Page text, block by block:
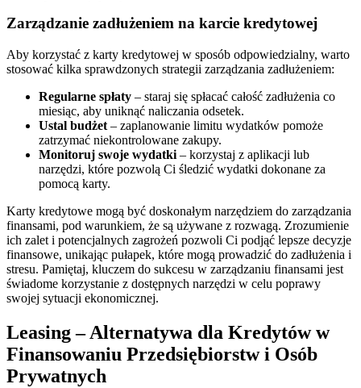
Zarządzanie zadłużeniem na karcie kredytowej
Aby korzystać z karty kredytowej w sposób odpowiedzialny, warto
stosować kilka sprawdzonych strategii zarządzania zadłużeniem:
Regularne spłaty – staraj się spłacać całość zadłużenia co
miesiąc, aby uniknąć naliczania odsetek.
Ustal budżet – zaplanowanie limitu wydatków pomoże
zatrzymać niekontrolowane zakupy.
Monitoruj swoje wydatki – korzystaj z aplikacji lub
narzędzi, które pozwolą Ci śledzić wydatki dokonane za
pomocą karty.
Karty kredytowe mogą być doskonałym narzędziem do zarządzania
finansami, pod warunkiem, że są używane z rozwagą. Zrozumienie
ich zalet i potencjalnych zagrożeń pozwoli Ci podjąć lepsze decyzje
finansowe, unikając pułapek, które mogą prowadzić do zadłużenia i
stresu. Pamiętaj, kluczem do sukcesu w zarządzaniu finansami jest
świadome korzystanie z dostępnych narzędzi w celu poprawy
swojej sytuacji ekonomicznej.
Leasing – Alternatywa dla Kredytów w
Finansowaniu Przedsiębiorstw i Osób
Prywatnych